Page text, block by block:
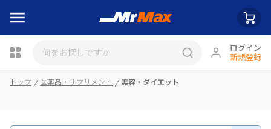
ログイン
新規登録
瓶詰
トップ 医薬品・サプリメント 美容・ダイエット